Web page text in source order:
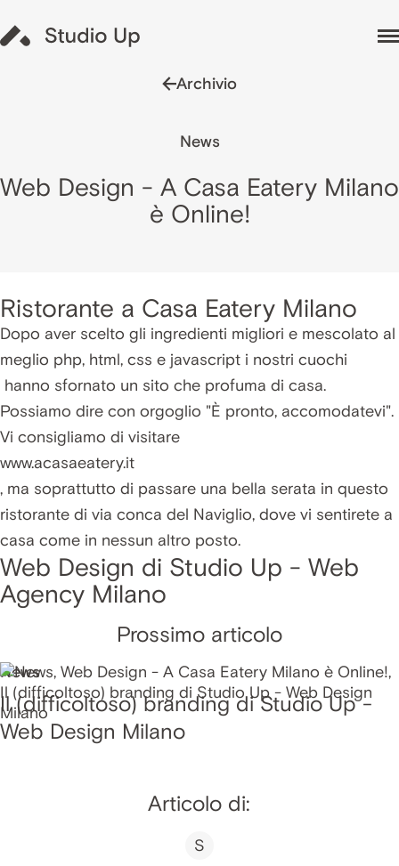
Archivio
News
Web Design - A Casa Eatery Milano
è Online!
Ristorante a Casa Eatery Milano
Dopo aver scelto gli ingredienti migliori e mescolato al
meglio php, html, css e javascript i nostri cuochi
hanno sfornato un sito che profuma di casa.
Possiamo dire con orgoglio "È pronto, accomodatevi".
Vi consigliamo di visitare
www.acasaeatery.it
, ma soprattutto di passare una bella serata in questo
ristorante di via conca del Naviglio, dove vi sentirete a
casa come in nessun altro posto.
Web Design di Studio Up - Web
Agency Milano
Prossimo articolo
News
Il (difficoltoso) branding di Studio Up -
Web Design Milano
Articolo di:
S